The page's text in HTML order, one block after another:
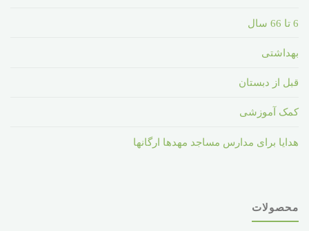
6 تا 66 سال
بهداشتی
قبل از دبستان
کمک آموزشی
هدایا برای مدارس مساجد مهدها ارگانها
محصولات